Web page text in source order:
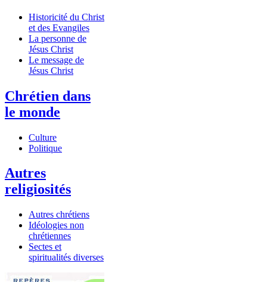
Historicité du Christ
et des Evangiles
La personne de
Jésus Christ
Le message de
Jésus Christ
Chrétien dans
le monde
Culture
Politique
Autres
religiosités
Autres chrétiens
Idéologies non
chrétiennes
Sectes et
spiritualités diverses